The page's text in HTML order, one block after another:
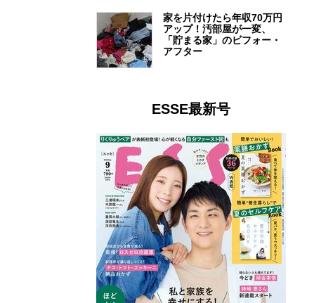
家を片付けたら年収70万円
アップ！汚部屋が一変、
「貯まる家」のビフォー・
アフター
ESSE最新号